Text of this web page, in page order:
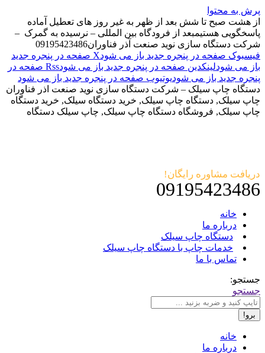
پرش به محتوا
از هشت صبح تا شش بعد از ظهر به غیر روز های تعطیل آماده
پاسخگویی هستیمبعد از فرودگاه بین المللی – نرسیده به گمرک –
شرکت دستگاه سازی نوید صنعت آذر فناوران09195423486
فیسبوک صفحه در پنجره جدید باز می شود
X صفحه در پنجره جدید
باز می شودلینکدین صفحه در پنجره جدید باز می شود
Rss صفحه در
پنجره جدید باز می شودیوتیوب صفحه در پنجره جدید باز می شود
دستگاه چاپ سیلک – شرکت دستگاه سازی نوید صنعت اذر فناوران
چاپ سیلک, دستگاه چاپ سیلک, خرید دستگاه سیلک, خرید دستگاه
چاپ سیلک, فروشگاه دستگاه چاپ سیلک, چاپ سیلک دستگاه
دریافت مشاوره رایگان!
09195423486
خانه
درباره ما
دستگاه چاپ سیلک
خدمات چاپ با دستگاه چاپ سیلک
تماس با ما
جستجو:
جستجو
خانه
درباره ما